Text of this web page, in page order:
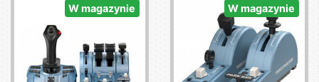
W magazynie W magazynie